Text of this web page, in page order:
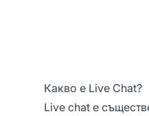
Какво е Live Chat?
Live chat е